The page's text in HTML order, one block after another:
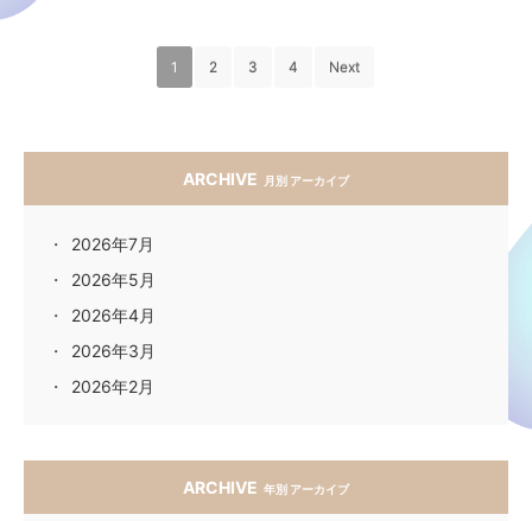
1 2 3 4 Next
ARCHIVE 月別 アーカイブ
2026年7月
2026年5月
2026年4月
2026年3月
2026年2月
ARCHIVE 年別 アーカイブ